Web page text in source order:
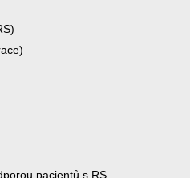
pacientů s RS